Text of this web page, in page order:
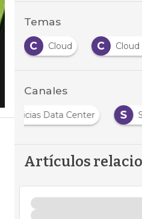
Temas
C Cloud C
Canales
Noticias Data Center S
Artículos